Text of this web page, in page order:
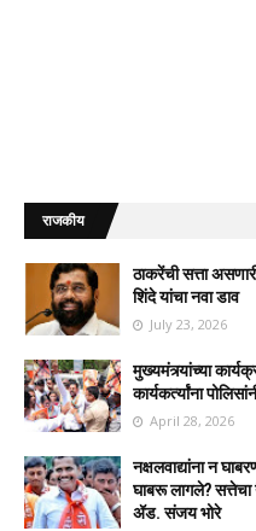
राजकीय
ठाकरेंची सत्ता
शिंदे यांचा नवा डाव
July 23, 2026
मुख्यमंत्र्यांच्या
कार्यकर्त्यांना
April 28, 2026
नक्षलवाद्यांना न
घाबरू लागले? सत्तेचा
ॲड. संजय भोरे